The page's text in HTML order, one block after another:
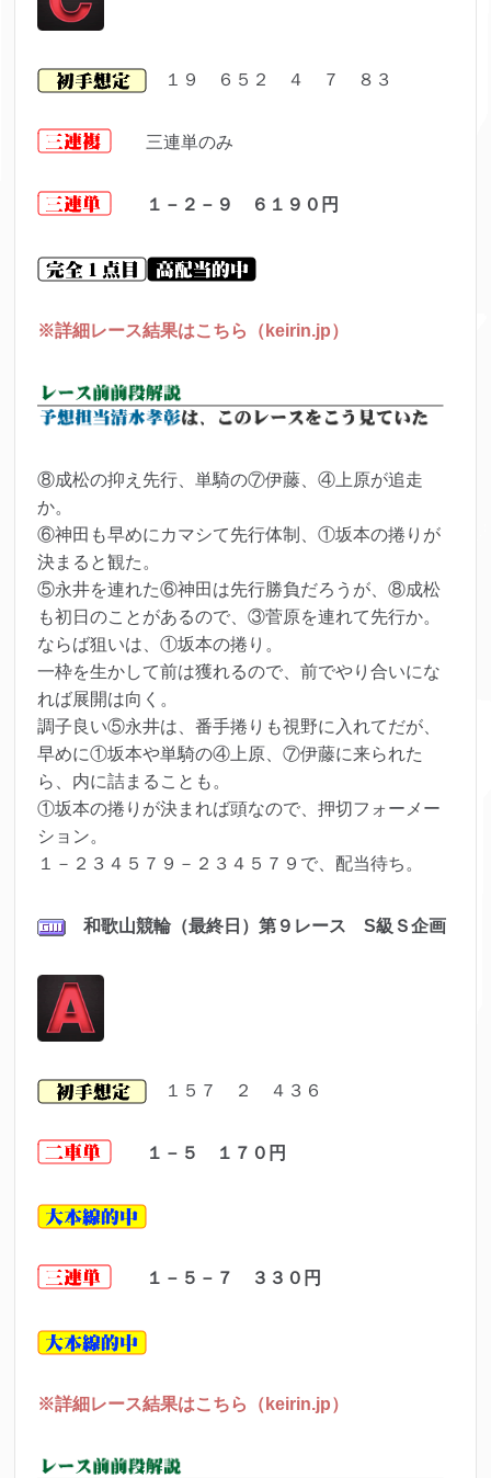
１９ ６５２ ４ ７ ８３
三連単のみ
１－２－９ ６１９０ 円
※詳細レース結果はこちら（keirin.jp）
⑧成松の抑え先行、単騎の⑦伊藤、④上原が追走
か。
⑥神田も早めにカマシて先行体制、①坂本の捲りが
決まると観た。
⑤永井を連れた⑥神田は先行勝負だろうが、⑧成松
も初日のことがあるので、③菅原を連れて先行か。
ならば狙いは、①坂本の捲り。
一枠を生かして前は獲れるので、前でやり合いにな
れば展開は向く。
調子良い⑤永井は、番手捲りも視野に入れてだが、
早めに①坂本や単騎の④上原、⑦伊藤に来られた
ら、内に詰まることも。
①坂本の捲りが決まれば頭なので、押切フォーメー
ション。
１－２３４５７９－２３４５７９で、配当待ち。
和歌山競輪（最終日）第９レース S級Ｓ企画
１５７ ２ ４３６
１－５ １７０ 円
１－５－７ ３３０ 円
※詳細レース結果はこちら（keirin.jp）